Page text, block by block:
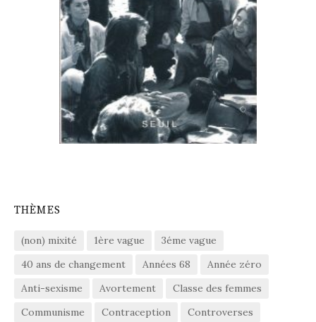
THÈMES
(non) mixité 1ère vague
3éme vague
40 ans de changement
Années 68
Année zéro
Anti-sexisme
Avortement
Classe des femmes
Communisme
Contraception
Controverses